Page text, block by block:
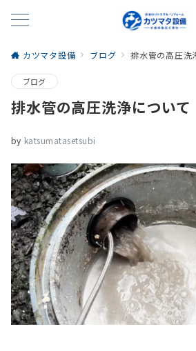
カツマタ設備 ブログ 排水管の高圧洗
ブログ
排水管の高圧洗浄について
by katsumatasetsubi